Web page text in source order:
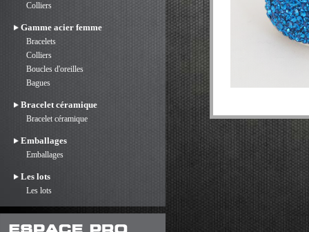
Colliers
Gamme acier femme
Bracelets
Colliers
Boucles d'oreilles
Bagues
Bracelet céramique
Bracelet céramique
Emballages
Emballages
Les lots
Les lots